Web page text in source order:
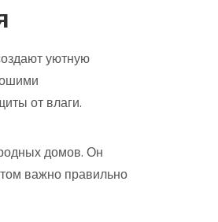
уютную
от влаги.
домов. Он
важно правильно